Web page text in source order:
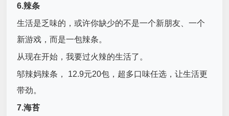
6.辣条
生活是乏味的，或许你缺少的不是一个新朋友、一个
新游戏，而是一包辣条。
从现在开始，我要过火辣的生活了。
邬辣妈辣条， 12.9元20包，超多口味任选，让生活更
带劲。
7.海苔